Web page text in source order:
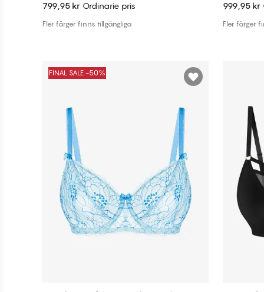
Lägg till i varukorg
799,95 kr Ordinarie pris
Fler färger finns tillgängliga
999,95 kr
Fler färger
FINAL SALE -50%